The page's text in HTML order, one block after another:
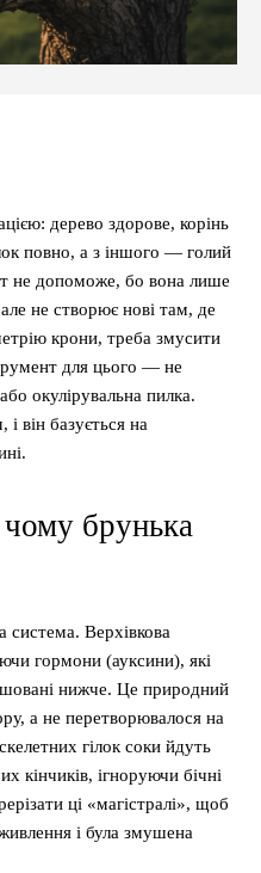
дерево здорове, корінь
повно, а з іншого — голий
не допоможе, бо вона лише
не створює нові там, де
крони, треба змусити
для цього — не
окулірувальна пилка.
він базується на
чому брунька
система. Верхівкова
гормони (ауксини), які
нижче. Це природний
а не перетворювалося на
гілок соки йдуть
кінчиків, ігноруючи бічні
ці «магістралі», щоб
і була змушена